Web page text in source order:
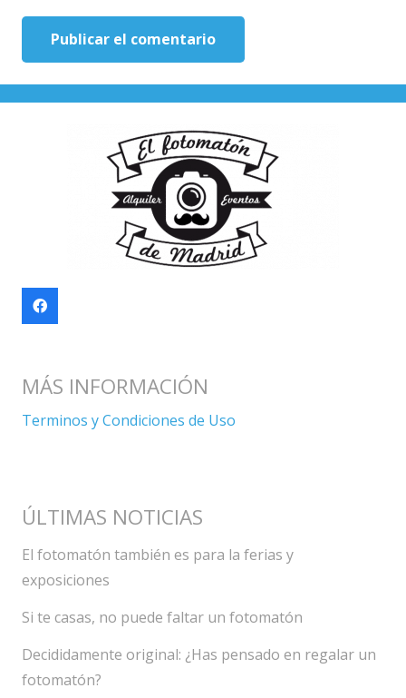
Publicar el comentario
MÁS INFORMACIÓN
Terminos y Condiciones de Uso
ÚLTIMAS NOTICIAS
El fotomatón también es para la ferias y
exposiciones
Si te casas, no puede faltar un fotomatón
Decididamente original: ¿Has pensado en regalar un
fotomatón?